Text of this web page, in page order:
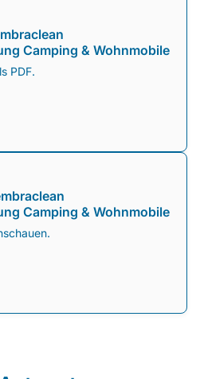
Camping & Wohnmobile
PDF.
Camping & Wohnmobile